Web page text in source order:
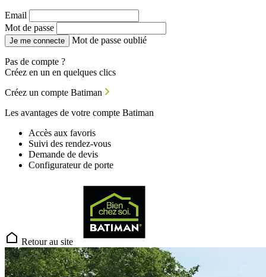
Email
Mot de passe
Je me connecte Mot de passe oublié
Pas de compte ?
Créez en un en quelques clics
Créez un compte Batiman
Les avantages de votre compte Batiman
Accès aux favoris
Suivi des rendez-vous
Demande de devis
Configurateur de porte
Retour au site